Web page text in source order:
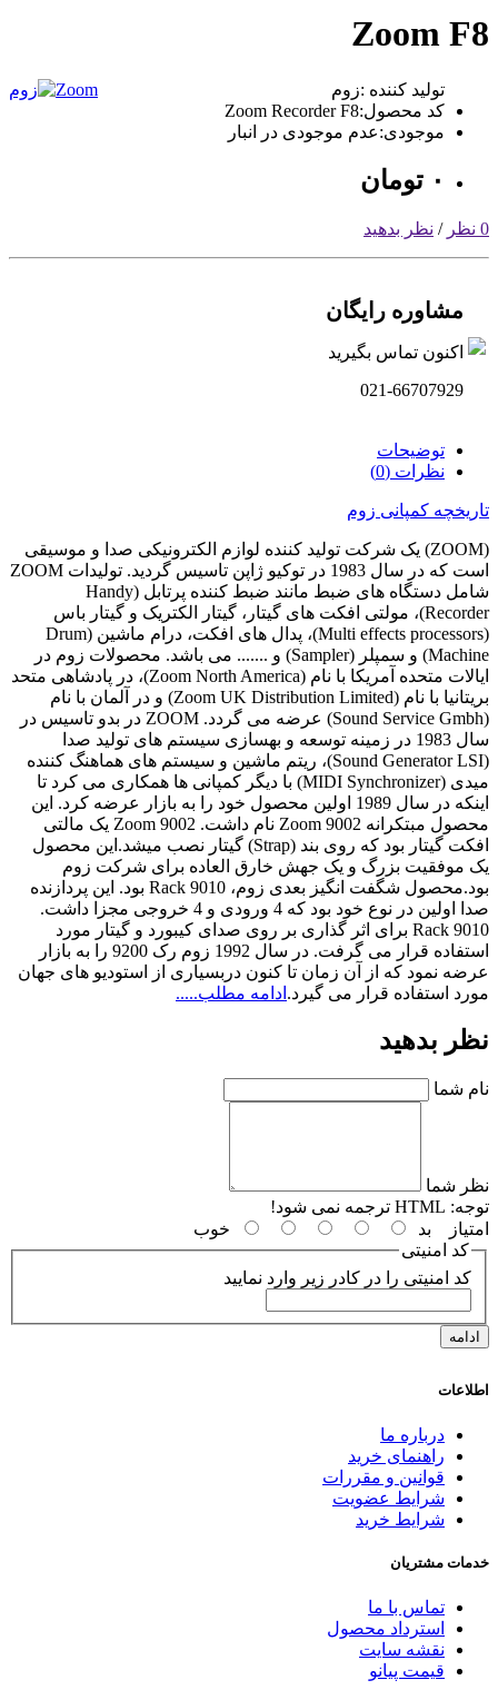
Zoom F8
تولید کننده :زوم
Zoom
کد محصول:Zoom Recorder F8
موجودی:عدم موجودی در انبار
٠ تومان
0 نظر / نظر بدهید
مشاوره رایگان
اکنون تماس بگیرید
021-66707929
توضیحات
نظرات (0)
تاریخچه کمپانی زوم
(ZOOM) یک شرکت تولید کننده لوازم الکترونیکی صدا و موسیقی
است که در سال 1983 در توکیو ژاپن تاسیس گردید. تولیدات ZOOM
شامل دستگاه های ضبط مانند ضبط کننده پرتابل (Handy
Recorder)، مولتی افکت های گیتار، گیتار الکتریک و گیتار باس
(Multi effects processors)، پدال های افکت، درام ماشین (Drum
Machine) و سمپلر (Sampler) و ....... می باشد. محصولات زوم در
ایالات متحده آمریکا با نام (Zoom North America)، در پادشاهی متحد
بریتانیا با نام (Zoom UK Distribution Limited) و در آلمان با نام
(Sound Service Gmbh) عرضه می گردد. ZOOM در بدو تاسیس در
سال 1983 در زمینه توسعه و بهسازی سیستم های تولید صدا
(Sound Generator LSI)، ریتم ماشین و سیستم های هماهنگ کننده
میدی (MIDI Synchronizer) با دیگر کمپانی ها همکاری می کرد تا
اینکه در سال 1989 اولین محصول خود را به بازار عرضه کرد. این
محصول مبتکرانه Zoom 9002 نام داشت. Zoom 9002 یک مالتی
افکت گیتار بود که روی بند (Strap) گیتار نصب میشد.این محصول
یک موفقیت بزرگ و یک جهش خارق العاده برای شرکت زوم
بود.محصول شگفت انگیز بعدی زوم، Rack 9010 بود. این پردازنده
صدا اولین در نوع خود بود که 4 ورودی و 4 خروجی مجزا داشت.
Rack 9010 برای اثر گذاری بر روی صدای کیبورد و گیتار مورد
استفاده قرار می گرفت. در سال 1992 زوم رک 9200 را به بازار
عرضه نمود که از آن زمان تا کنون دربسیاری از استودیو های جهان
مورد استفاده قرار می گیرد. ادامه مطلب.....
نظر بدهید
نام شما
نظر شما
توجه:
امتیاز
بد
خوب
کد امنیتی
کد امنیتی را در کادر زیر وارد نمایید
ادامه
اطلاعات
درباره ما
راهنمای خرید
قوانین و مقررات
شرایط عضویت
شرایط خرید
خدمات مشتریان
تماس با ما
استرداد محصول
نقشه سایت
قیمت پیانو